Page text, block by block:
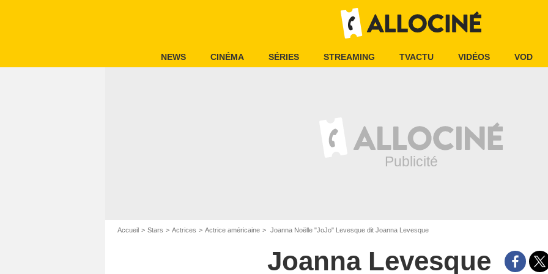
NEWS CINÉMA SÉRIES STREAMING TVACTU VIDÉOS VOD
Accueil Stars Actrices Actrice américaine Joanna Noëlle "JoJo" Levesque dit Joanna Levesque
Joanna Levesque